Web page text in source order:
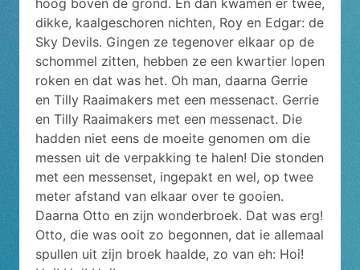
hoog boven de grond. En dan kwamen er twee,
dikke, kaalgeschoren nichten, Roy en Edgar: de
Sky Devils. Gingen ze tegenover elkaar op de
schommel zitten, hebben ze een kwartier lopen
roken en dat was het. Oh man, daarna Gerrie
en Tilly Raaimakers met een messenact. Gerrie
en Tilly Raaimakers met een messenact. Die
hadden niet eens de moeite genomen om die
messen uit de verpakking te halen! Die stonden
met een messenset, ingepakt en wel, op twee
meter afstand van elkaar over te gooien.
Daarna Otto en zijn wonderbroek. Dat was erg!
Otto, die was ooit zo begonnen, dat ie allemaal
spullen uit zijn broek haalde, zo van eh: Hoi!